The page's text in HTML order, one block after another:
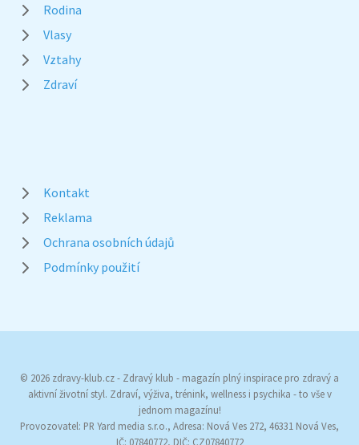
Rodina
Vlasy
Vztahy
Zdraví
Kontakt
Reklama
Ochrana osobních údajů
Podmínky použití
© 2026 zdravy-klub.cz - Zdravý klub - magazín plný inspirace pro zdravý a
aktivní životní styl. Zdraví, výživa, trénink, wellness i psychika - to vše v
jednom magazínu!
Provozovatel: PR Yard media s.r.o., Adresa: Nová Ves 272, 46331 Nová Ves,
IČ: 07840772, DIČ: CZ07840772